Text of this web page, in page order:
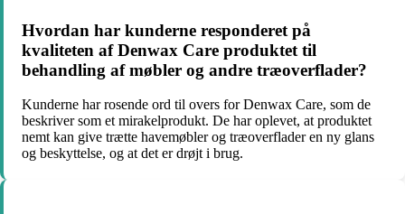
Hvordan har kunderne responderet på
kvaliteten af Denwax Care produktet til
behandling af møbler og andre træoverflader?
Kunderne har rosende ord til overs for Denwax Care, som de
beskriver som et mirakelprodukt. De har oplevet, at produktet
nemt kan give trætte havemøbler og træoverflader en ny glans
og beskyttelse, og at det er drøjt i brug.